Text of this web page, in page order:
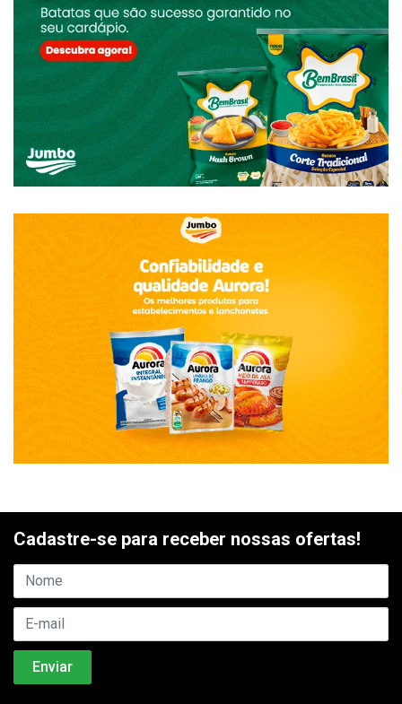
Cadastre-se para receber nossas ofertas!